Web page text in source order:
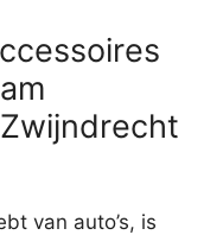
van auto’s, is